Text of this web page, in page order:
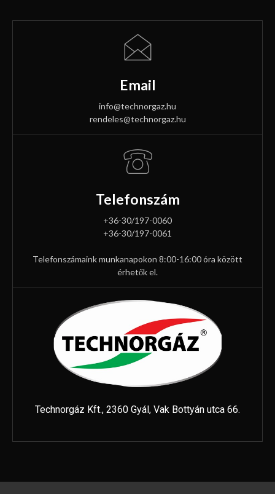
Email
info@technorgaz.hu
rendeles@technorgaz.hu
Telefonszám
+36-30/197-0060
+36-30/197-0061
Telefonszámaink munkanapokon 8:00-16:00 óra között
érhetők el.
Technorgáz Kft., 2360 Gyál, Vak Bottyán utca 66.